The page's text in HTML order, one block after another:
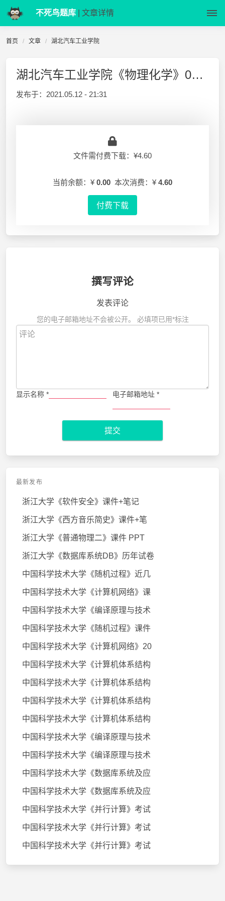
不死鸟题库 | 文章详情
首页 文章 湖北汽车工业学院
湖北汽车工业学院《物理化学》06-07-1 试卷B答案
发布于： 2021.05.12 - 21:31
文件需付费下载：¥4.60
当前余额：¥ 0.00 本次消费：¥ 4.60
付费下载
撰写评论
发表评论
您的电子邮箱地址不会被公开。 必填项已用*标注
显示名称 * 电子邮箱地址 *
提交
最新发布
浙江大学《软件安全》课件+笔记
浙江大学《西方音乐简史》课件+笔
浙江大学《普通物理二》课件 PPT
浙江大学《数据库系统DB》历年试卷
中国科学技术大学《随机过程》近几
中国科学技术大学《计算机网络》课
中国科学技术大学《编译原理与技术
中国科学技术大学《随机过程》课件
中国科学技术大学《计算机网络》20
中国科学技术大学《计算机体系结构
中国科学技术大学《计算机体系结构
中国科学技术大学《计算机体系结构
中国科学技术大学《计算机体系结构
中国科学技术大学《编译原理与技术
中国科学技术大学《编译原理与技术
中国科学技术大学《数据库系统及应
中国科学技术大学《数据库系统及应
中国科学技术大学《并行计算》考试
中国科学技术大学《并行计算》考试
中国科学技术大学《并行计算》考试